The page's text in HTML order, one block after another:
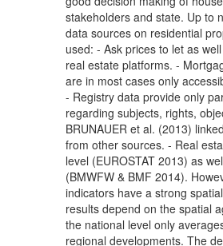
stakeholders and state. Up to
data sources on residential
used: - Ask prices to let as
real estate platforms. -
are in most cases only
- Registry data provide only
regarding subjects, rights,
BRUNAUER et al. (2013)
from other sources. - Real
level (EUROSTAT 2013) as
(BMWFW & BMF 2014).
indicators have a strong
results depend on the spatial
the national level only
regional developments. The